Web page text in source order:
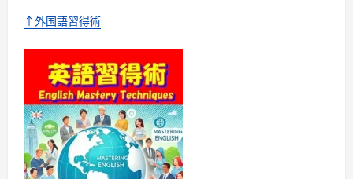
↑外国語習得術